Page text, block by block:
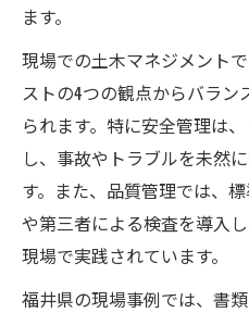
ます。
現場での土木マネジメント
ストの4つの観点からバラ
られます。特に安全管理は
し、事故やトラブルを未然
す。また、品質管理では、
や第三者による検査を導入
現場で実践されています。
福井県の現場事例では、書